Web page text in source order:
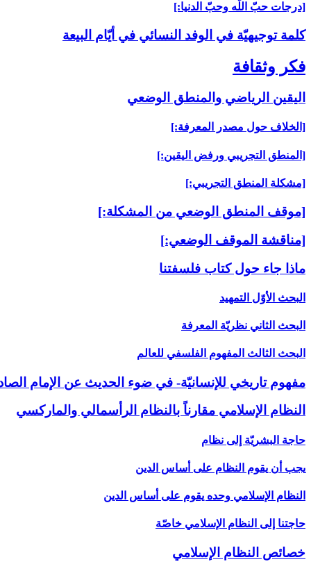
[درجات حبّ اللَّه وحبّ الدنيا:]
كلمة توجيهيّة في الوفد النسائي في أيّام البيعة
فكر وثقافة
اليقين الرياضي والمنطق الوضعي‏
[الخلاف حول مصدر المعرفة:]
[المنطق التجريبي ورفض اليقين:]
[مشكلة المنطق التجريبي:]
[موقف المنطق الوضعي من المشكلة:]
[مناقشة الموقف الوضعي:]
ماذا جاء حول كتاب فلسفتنا
البحث الأوّل التمهيد
البحث الثاني نظريّة المعرفة
البحث الثالث المفهوم الفلسفي للعالم‏
مفهوم تاريخي للإنسانيّة- في ضوء الحديث عن الإمام
النظام الإسلامي مقارناً بالنظام الرأسمالي والماركسي‏
حاجة البشريّة إلى نظام
يجب أن يقوم النظام على أساس الدين
النظام الإسلامي وحده يقوم على أساس الدين
حاجتنا إلى النظام الإسلامي خاصّة
خصائص النظام الإسلامي‏